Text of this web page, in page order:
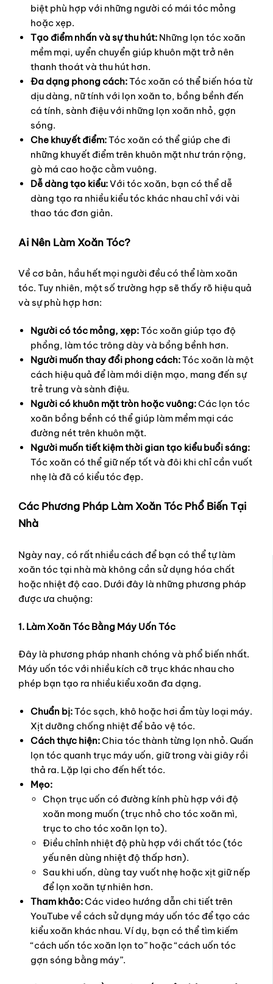
biệt phù hợp với những người có mái tóc mỏng
hoặc xẹp.
Tạo điểm nhấn và sự thu hút: Những lọn tóc xoăn
mềm mại, uyển chuyển giúp khuôn mặt trở nên
thanh thoát và thu hút hơn.
Đa dạng phong cách:Tóc xoăn có thể biến hóa từ
dịu dàng, nữ tính với lọn xoăn to, bồng bềnh đến
cá tính, sành điệu với những lọn xoăn nhỏ, gợn
sóng.
Che khuyết điểm:Tóc xoăn có thể giúp che đi
những khuyết điểm trên khuôn mặt như trán rộng,
gò má cao hoặc cằm vuông.
Dễ dàng tạo kiểu:Với tóc xoăn, bạn có thể dễ
dàng tạo ra nhiều kiểu tóc khác nhau chỉ với vài
thao tác đơn giản.
Ai Nên Làm Xoăn Tóc?
Về cơ bản, hầu hết mọi người đều có thể làm xoăn
tóc. Tuy nhiên, một số trường hợp sẽ thấy rõ hiệu quả
và sự phù hợp hơn:
Người có tóc mỏng, xẹp:Tóc xoăn giúp tạo độ
phồng, làm tóc trông dày và bồng bềnh hơn.
Người muốn thay đổi phong cách:Tóc xoăn là một
cách hiệu quả để làm mới diện mạo, mang đến sự
trẻ trung và sành điệu.
Người có khuôn mặt tròn hoặc vuông:Các lọn tóc
xoăn bồng bềnh có thể giúp làm mềm mại các
đường nét trên khuôn mặt.
Người muốn tiết kiệm thời gian tạo kiểu buổi sáng:
Tóc xoăn có thể giữ nếp tốt và đôi khi chỉ cần vuốt
nhẹ là đã có kiểu tóc đẹp.
Các Phương Pháp Làm Xoăn Tóc Phổ Biến Tại
Nhà
Ngày nay, có rất nhiều cách để bạn có thể tự làm
xoăn tóc tại nhà mà không cần sử dụng hóa chất
hoặc nhiệt độ cao. Dưới đây là những phương pháp
được ưa chuộng:
1. Làm Xoăn Tóc Bằng Máy Uốn Tóc
Đây là phương pháp nhanh chóng và phổ biến nhất.
Máy uốn tóc với nhiều kích cỡ trục khác nhau cho
phép bạn tạo ra nhiều kiểu xoăn đa dạng.
Chuẩn bị:Tóc sạch, khô hoặc hơi ẩm tùy loại máy.
Xịt dưỡng chống nhiệt để bảo vệ tóc.
Cách thực hiện:Chia tóc thành từng lọn nhỏ. Quấn
lọn tóc quanh trục máy uốn, giữ trong vài giây rồi
thả ra. Lặp lại cho đến hết tóc.
Mẹo:
Chọn trục uốn có đường kính phù hợp với độ
xoăn mong muốn (trục nhỏ cho tóc xoăn mì,
trục to cho tóc xoăn lọn to).
Điều chỉnh nhiệt độ phù hợp với chất tóc (tóc
yếu nên dùng nhiệt độ thấp hơn).
Sau khi uốn, dùng tay vuốt nhẹ hoặc xịt giữ nếp
để lọn xoăn tự nhiên hơn.
Tham khảo:Các video hướng dẫn chi tiết trên
YouTube về cách sử dụng máy uốn tóc để tạo các
kiểu xoăn khác nhau. Ví dụ, bạn có thể tìm kiếm
“cách uốn tóc xoăn lọn to” hoặc “cách uốn tóc
gợn sóng bằng máy”.